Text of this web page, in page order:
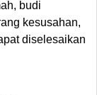
budi
kesusahan,
diselesaikan